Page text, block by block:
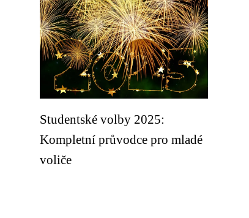
Studentské volby 2025:
Kompletní průvodce pro mladé
voliče